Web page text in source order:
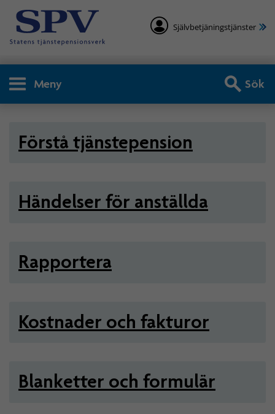
Självbetjäningstjänster
Meny Sök
Arbetsgivare - Statlig
Förstå tjänstepension
Händelser för anställda
Rapportera
Kostnader och fakturor
Blanketter och formulär